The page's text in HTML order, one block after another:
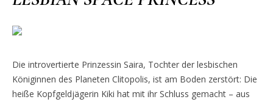
Die introvertierte Prinzessin Saira, Tochter der lesbischen
Königinnen des Planeten Clitopolis, ist am Boden zerstört: Die
heiße Kopfgeldjägerin Kiki hat mit ihr Schluss gemacht – aus